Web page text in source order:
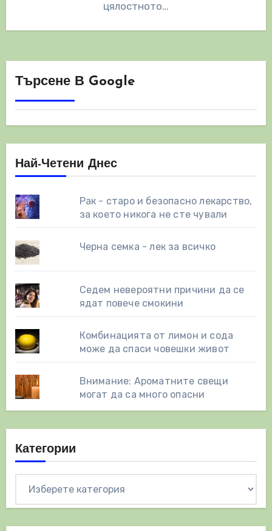
цялостното…
Търсене В Google
Най-Четени Днес
Рак - старо и безопасно лекарство,
за което никога не сте чували
Черна семка - лек за всичко
Седем невероятни причини да се
ядат повече смокини
Комбинацията от лимон и сода
може да спаси човешки живот
Внимание: Ароматните свещи
могат да са много опасни
Категории